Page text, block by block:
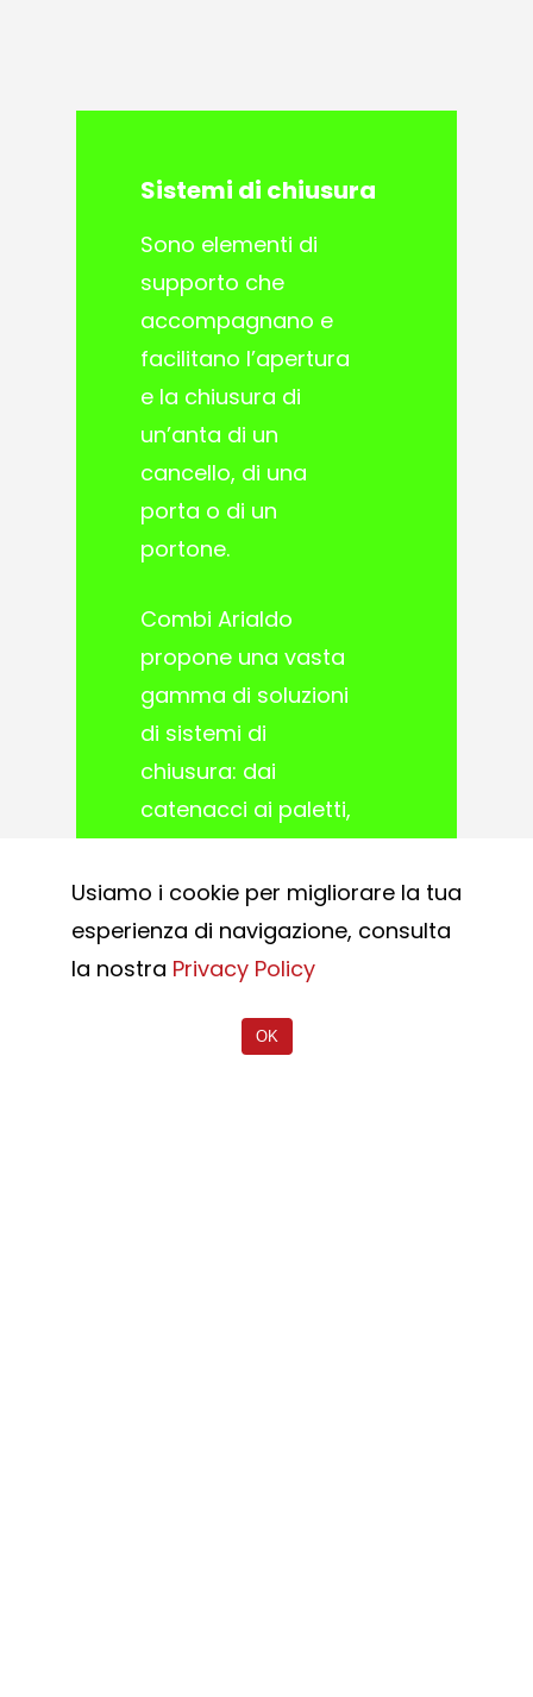
Sistemi di chiusura
Sono elementi di
supporto che
accompagnano e
facilitano l’apertura
e la chiusura di
un’anta di un
cancello, di una
porta o di un
portone.
Combi Arialdo
propone una vasta
gamma di soluzioni
di sistemi di
chiusura: dai
catenacci ai paletti,
dalle serrature alle
maniglie e
maniglioni.
Usiamo i cookie per migliorare la tua
esperienza di navigazione, consulta
la nostra Privacy Policy
OK